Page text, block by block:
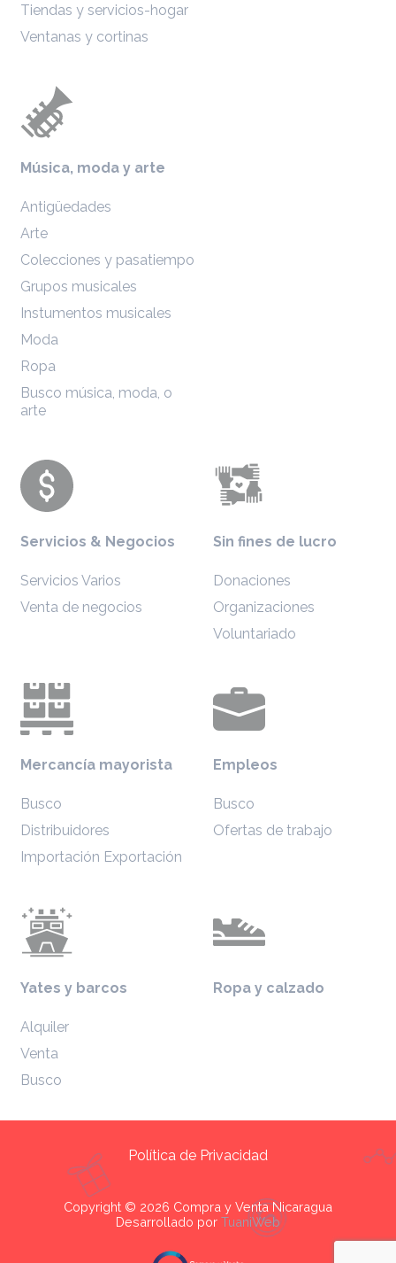
Tiendas y servicios-hogar
Ventanas y cortinas
Música, moda y arte
Antigüedades
Arte
Colecciones y pasatiempo
Grupos musicales
Instumentos musicales
Moda
Ropa
Busco música, moda, o
arte
Servicios & Negocios
Servicios Varios
Venta de negocios
Sin fines de lucro
Donaciones
Organizaciones
Voluntariado
Mercancía mayorista
Busco
Distribuidores
Importación Exportación
Empleos
Busco
Ofertas de trabajo
Yates y barcos
Alquiler
Venta
Busco
Ropa y calzado
Política de Privacidad
Copyright © 2026 Compra y Venta Nicaragua
Desarrollado por TuaniWeb